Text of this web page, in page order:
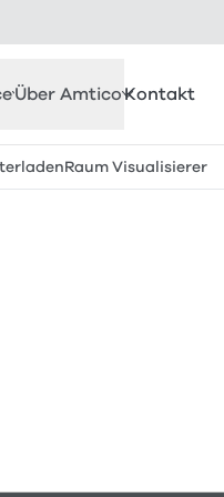
Über AmticoKontakt
Raum Visualisierer